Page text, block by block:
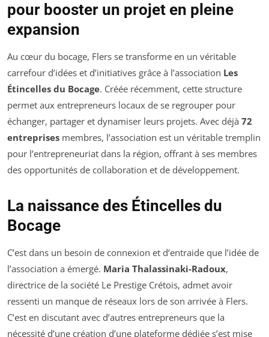
pour booster un projet en pleine
expansion
Au cœur du bocage, Flers se transforme en un véritable
carrefour d’idées et d’initiatives grâce à l’association Les
Étincelles du Bocage. Créée récemment, cette structure
permet aux entrepreneurs locaux de se regrouper pour
échanger, partager et dynamiser leurs projets. Avec déjà 72
entreprises membres, l’association est un véritable tremplin
pour l’entrepreneuriat dans la région, offrant à ses membres
des opportunités de collaboration et de développement.
La naissance des Étincelles du
Bocage
C’est dans un besoin de connexion et d’entraide que l’idée de
l’association a émergé. Maria Thalassinaki-Radoux,
directrice de la société Le Prestige Crétois, admet avoir
ressenti un manque de réseaux lors de son arrivée à Flers.
C’est en discutant avec d’autres entrepreneurs que la
nécessité d’une création d’une plateforme dédiée s’est mise